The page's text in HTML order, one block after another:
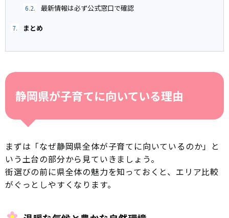
6.2. 最新情報は必ず公式窓口で確認
7. まとめ
静岡県が子育てに向いている理由
まずは「なぜ静岡県全体が子育てに向いているのか」と
いう土台の部分から見ていきましょう。
街選びの前に県全体の魅力を知っておくと、エリア比較
がぐっとしやすくなります。